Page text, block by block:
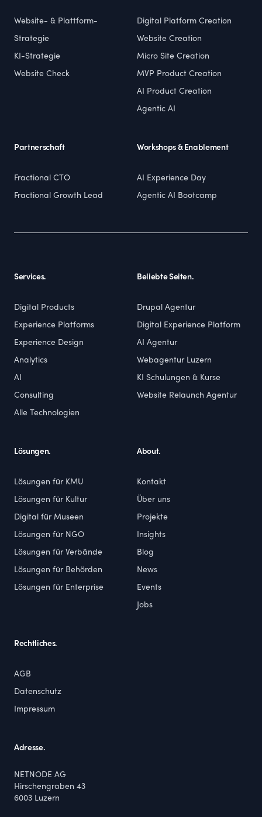
Website- & Plattform-
Strategie
KI-Strategie
Website Check
Digital Platform Creation
Website Creation
Micro Site Creation
MVP Product Creation
AI Product Creation
Agentic AI
Partnerschaft
Fractional CTO
Fractional Growth Lead
Workshops & Enablement
AI Experience Day
Agentic AI Bootcamp
Services.
Digital Products
Experience Platforms
Experience Design
Analytics
AI
Consulting
Alle Technologien
Beliebte Seiten.
Drupal Agentur
Digital Experience Platform
AI Agentur
Webagentur Luzern
KI Schulungen & Kurse
Website Relaunch Agentur
Lösungen.
Lösungen für KMU
Lösungen für Kultur
Digital für Museen
Lösungen für NGO
Lösungen für Verbände
Lösungen für Behörden
Lösungen für Enterprise
About.
Kontakt
Über uns
Projekte
Insights
Blog
News
Events
Jobs
Rechtliches.
AGB
Datenschutz
Impressum
Adresse.
NETNODE AG
Hirschengraben 43
6003 Luzern